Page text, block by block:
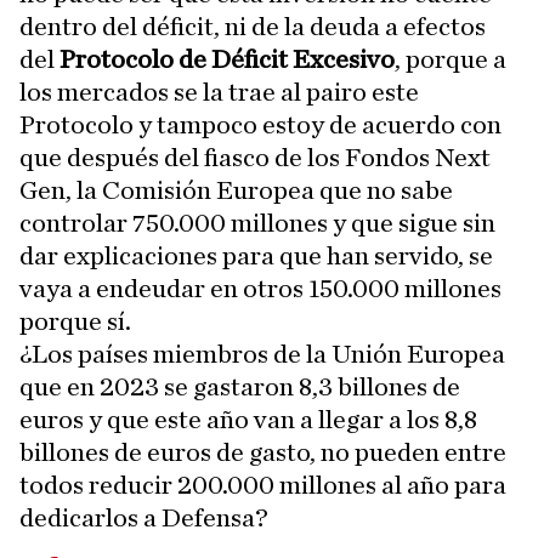
dentro del déficit, ni de la deuda a efectos
del Protocolo de Déficit Excesivo, porque a
los mercados se la trae al pairo este
Protocolo y tampoco estoy de acuerdo con
que después del fiasco de los Fondos Next
Gen, la Comisión Europea que no sabe
controlar 750.000 millones y que sigue sin
dar explicaciones para que han servido, se
vaya a endeudar en otros 150.000 millones
porque sí.
¿Los países miembros de la Unión Europea
que en 2023 se gastaron 8,3 billones de
euros y que este año van a llegar a los 8,8
billones de euros de gasto, no pueden entre
todos reducir 200.000 millones al año para
dedicarlos a Defensa?